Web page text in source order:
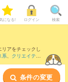
になる! ログイン 検索
リアをチェックし
系、 クリエイティ
も取り揃えていま
条件の変更